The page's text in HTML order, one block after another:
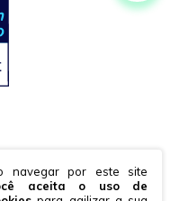
navegar por este site
aceita o uso de
direitos reservados.